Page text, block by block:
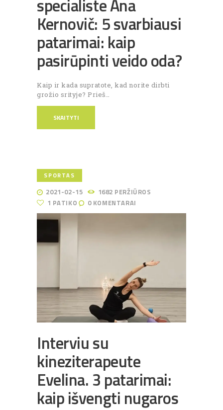
specialiste Ana
Kernovič: 5 svarbiausi
patarimai: kaip
pasirūpinti veido oda?
Kaip ir kada supratote, kad norite dirbti
grožio srityje? Prieš…
SKAITYTI
SPORTAS
2021-02-15 1682 PERŽIŪROS
1 PATIKO 0 KOMENTARAI
Interviu su
kineziterapeute
Evelina. 3 patarimai:
kaip išvengti nugaros